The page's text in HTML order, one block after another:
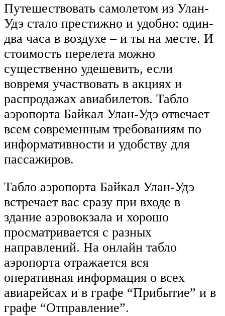
Путешествовать самолетом из Улан-
Удэ стало престижно и удобно: один-
два часа в воздухе – и ты на месте. И
стоимость перелета можно
существенно удешевить, если
вовремя участвовать в акциях и
распродажах авиабилетов. Табло
аэропорта Байкал Улан-Удэ отвечает
всем современным требованиям по
информативности и удобству для
пассажиров.
Табло аэропорта Байкал Улан-Удэ
встречает вас сразу при входе в
здание аэровокзала и хорошо
просматривается с разных
направлений. На онлайн табло
аэропорта отражается вся
оперативная информация о всех
авиарейсах и в графе “Прибытие” и в
графе “Отправление”.